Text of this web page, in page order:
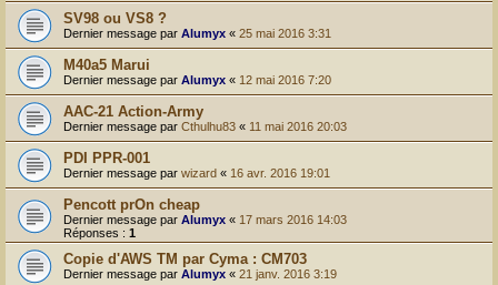
SV98 ou VS8 ?
Dernier message par Alumyx « 25 mai 2016 3:31
M40a5 Marui
Dernier message par Alumyx « 12 mai 2016 7:20
AAC-21 Action-Army
Dernier message par Cthulhu83 « 11 mai 2016 20:03
PDI PPR-001
Dernier message par wizard « 16 avr. 2016 19:01
Pencott prOn cheap
Dernier message par Alumyx « 17 mars 2016 14:03
Réponses : 1
Copie d'AWS TM par Cyma : CM703
Dernier message par Alumyx « 21 janv. 2016 3:19